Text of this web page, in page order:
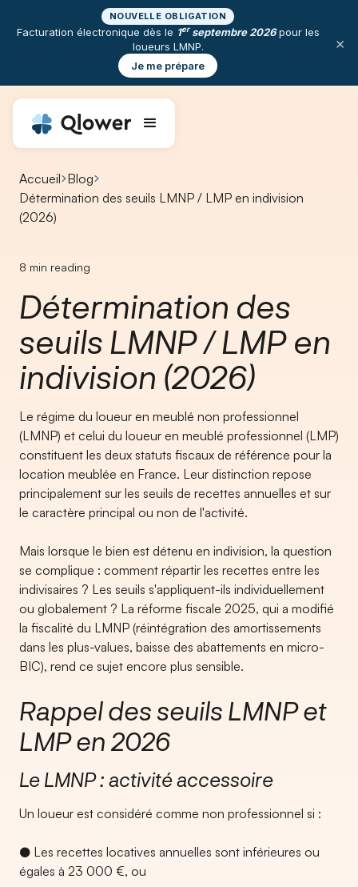
NOUVELLE OBLIGATION
Facturation électronique dès le 1erseptembre 2026pour les
loueurs LMNP.
Je me prépare
×
Accueil Blog
Détermination des seuils LMNP / LMP en indivision
(2026)
8 min reading
Détermination des
seuils LMNP / LMP en
indivision (2026)
Le régime du loueur en meublé non professionnel
(LMNP) et celui du loueur en meublé professionnel (LMP)
constituent les deux statuts fiscaux de référence pour la
location meublée en France. Leur distinction repose
principalement sur les seuils de recettes annuelles et sur
le caractère principal ou non de l'activité.
Mais lorsque le bien est détenu en indivision, la question
se complique : comment répartir les recettes entre les
indivisaires ? Les seuils s'appliquent-ils individuellement
ou globalement ? La réforme fiscale 2025, qui a modifié
la fiscalité du LMNP (réintégration des amortissements
dans les plus-values, baisse des abattements en micro-
BIC), rend ce sujet encore plus sensible.
Rappel des seuils LMNP et
LMP en 2026
Le LMNP : activité accessoire
Un loueur est considéré comme non professionnel si :
● Les recettes locatives annuelles sont inférieures ou
égales à 23 000 €, ou